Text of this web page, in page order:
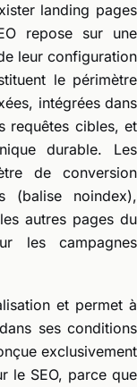
landing pages
repose sur une
leur configuration
le périmètre
intégrées dans
requêtes cibles, et
durable. Les
de conversion
(balise noindex),
autres pages du
les campagnes
et permet à
ses conditions
exclusivement
le SEO, parce que